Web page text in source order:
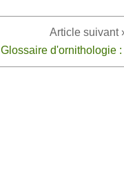
Glossaire d'ornithologie : I